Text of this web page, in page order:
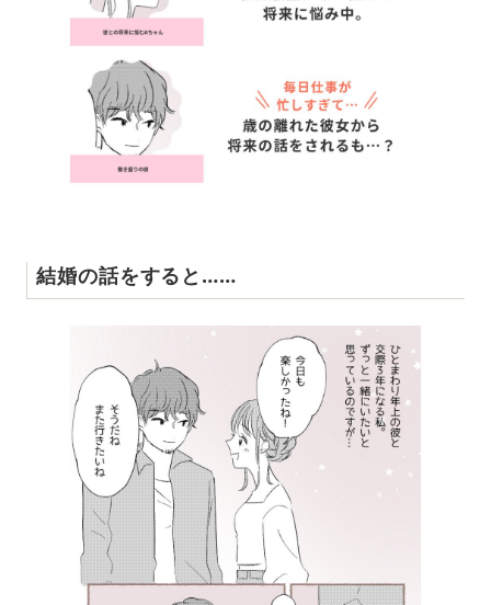
結婚の話をすると……